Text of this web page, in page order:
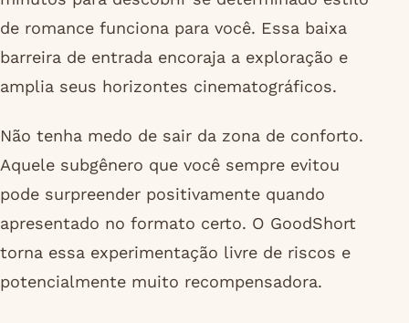
de romance funciona para você. Essa baixa
barreira de entrada encoraja a exploração e
amplia seus horizontes cinematográficos.
Não tenha medo de sair da zona de conforto.
Aquele subgênero que você sempre evitou
pode surpreender positivamente quando
apresentado no formato certo. O GoodShort
torna essa experimentação livre de riscos e
potencialmente muito recompensadora.